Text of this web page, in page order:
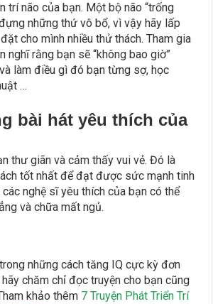
trí não của bạn. Một bộ não “trống
những thứ vô bổ, vì vậy hãy lấp
cho mình nhiều thử thách. Tham gia
nghĩ rằng bạn sẽ “không bao giờ”
làm điều gì đó bạn từng sợ, học
…
bài hát yêu thích của
thư giãn và cảm thấy vui vẻ. Đó là
tốt nhất để đạt được sức mạnh tinh
nghệ sĩ yêu thích của bạn có thể
và chữa mất ngủ.
những cách tăng IQ cực kỳ đơn
chăm chỉ đọc truyện cho bạn cũng
khảo thêm 7 Truyện Phát Triển Trí